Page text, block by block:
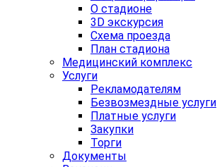
О стадионе
3D экскурсия
Схема проезда
План стадиона
Медицинский комплекс
Услуги
Рекламодателям
Безвозмездные услуги
Платные услуги
Закупки
Торги
Документы